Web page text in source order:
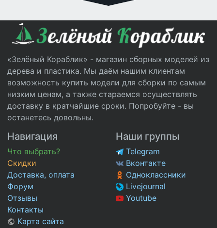
«Зелёный Кораблик» - магазин сборных моделей из
дерева и пластика. Мы даём нашим клиентам
возможность купить модели для сборки по самым
низким ценам, а также стараемся осуществлять
доставку в кратчайшие сроки. Попробуйте - вы
останетесь довольны.
Навигация
Что выбрать?
Скидки
Доставка, оплата
Форум
Отзывы
Контакты
Карта сайта
Наши группы
Telegram
Вконтакте
Одноклассники
Livejournal
Youtube